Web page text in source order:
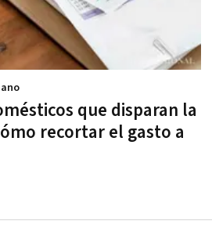
que disparan la
recortar el gasto a